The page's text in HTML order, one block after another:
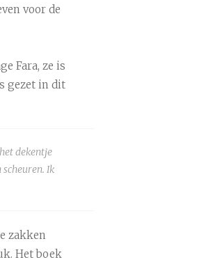
voor de
Fara, ze is
gezet in dit
dekentje
Ik
zakken
Het boek